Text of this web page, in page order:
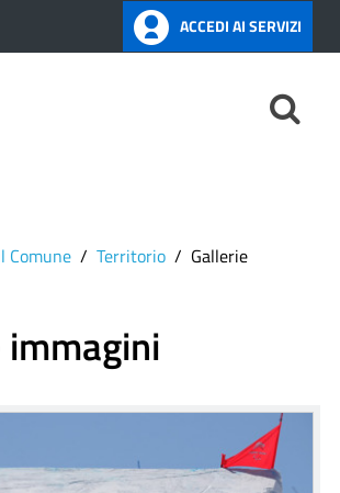
ACCEDI AI SERVIZI
Comune Territorio
Gallerie